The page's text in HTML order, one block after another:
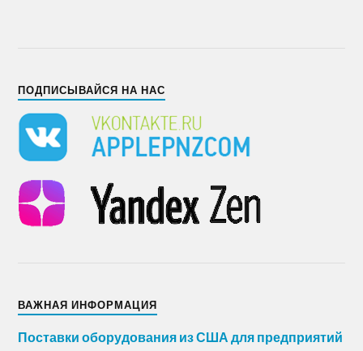
ПОДПИСЫВАЙСЯ НА НАС
ВАЖНАЯ ИНФОРМАЦИЯ
Поставки оборудования из США для предприятий